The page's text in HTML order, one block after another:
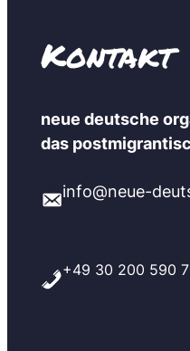
Kontakt
neue deutsche
das
info@neue-
+49 30 200 590